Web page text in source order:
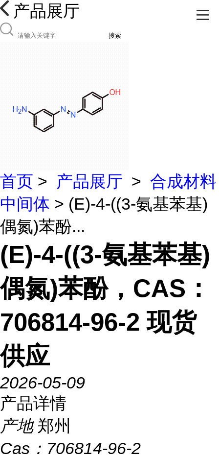
产品展厅
搜索
首页 > 产品展厅 > 合成材料
中间体 > (E)-4-((3-氨基苯基)
偶氮)苯酚...
(E)-4-((3-氨基苯基)
偶氮)苯酚，CAS：
706814-96-2 现货
供应
2026-05-09
产品详情
产地 郑州
Cas： 706814-96-2